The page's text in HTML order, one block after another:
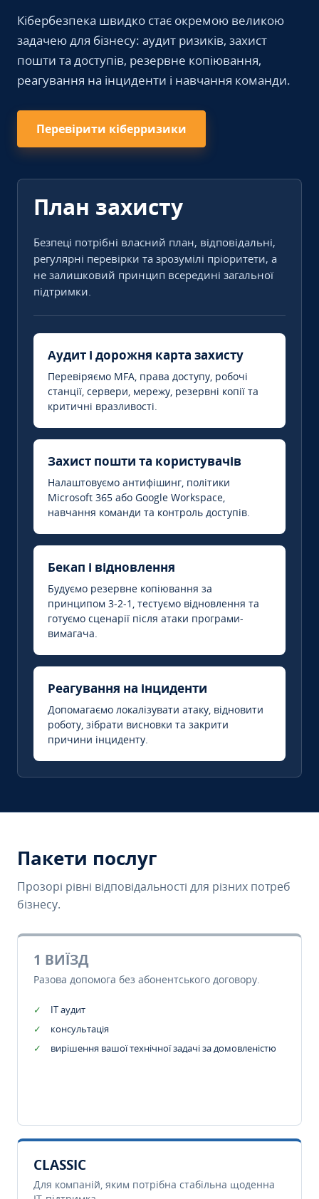
Кібербезпека швидко стає окремою великою
задачею для бізнесу: аудит ризиків, захист
пошти та доступів, резервне копіювання,
реагування на інциденти і навчання команди.
Перевірити кіберризики
План захисту
Безпеці потрібні власний план, відповідальні,
регулярні перевірки та зрозумілі пріоритети, а
не залишковий принцип всередині загальної
підтримки.
Аудит і дорожня карта захисту
Перевіряємо MFA, права доступу, робочі
станції, сервери, мережу, резервні копії та
критичні вразливості.
Захист пошти та користувачів
Налаштовуємо антифішинг, політики
Microsoft 365 або Google Workspace,
навчання команди та контроль доступів.
Бекап і відновлення
Будуємо резервне копіювання за
принципом 3-2-1, тестуємо відновлення та
готуємо сценарії після атаки програми-
вимагача.
Реагування на інциденти
Допомагаємо локалізувати атаку, відновити
роботу, зібрати висновки та закрити
причини інциденту.
Пакети послуг
Прозорі рівні відповідальності для різних потреб
бізнесу.
1 ВИЇЗД
Разова допомога без абонентського договору.
IT аудит
консультація
вирішення вашої технічної задачі за домовленістю
CLASSIC
Для компаній, яким потрібна стабільна щоденна